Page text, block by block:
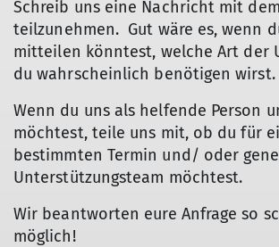
Schreib uns eine Nachricht mit
teilzunehmen. Gut wäre es, wenn
mitteilen könntest, welche Art der
du wahrscheinlich benötigen wirst.
Wenn du uns als helfende Person
möchtest, teile uns mit, ob du für
bestimmten Termin und/ oder
Unterstützungsteam möchtest.
Wir beantworten eure Anfrage so
möglich!